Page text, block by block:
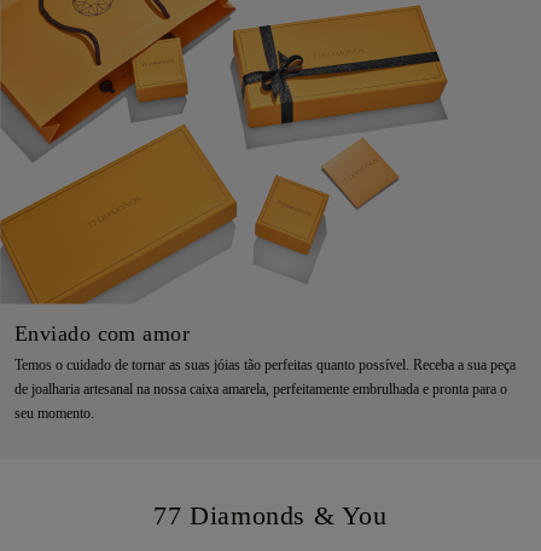
Enviado com amor
Temos o cuidado de tornar as suas jóias tão perfeitas quanto possível. Receba a sua peça
de joalharia artesanal na nossa caixa amarela, perfeitamente embrulhada e pronta para o
seu momento.
77 Diamonds & You